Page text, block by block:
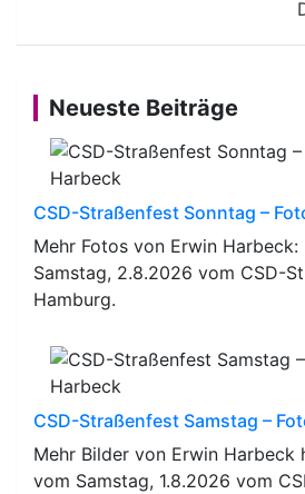
Neueste Beiträge
CSD-Straßenfest Sonntag –
Mehr Fotos von Erwin
Samstag, 2.8.2026 vom CSD-
Hamburg.
CSD-Straßenfest Samstag –
Mehr Bilder von Erwin Harbeck
vom Samstag, 1.8.2026 vom